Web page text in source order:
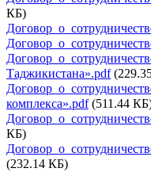
КБ)
Таджикистана».pdf
комплекса».pdf (511.44
КБ)
(232.14 КБ)